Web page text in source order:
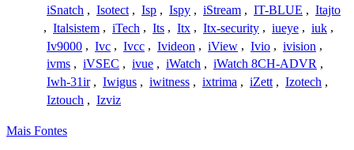
iSnatch , Isotect , Isp , Ispy , iStream , IT-BLUE , Itajto
, Italsistem , iTech , Its , Itx , Itx-security , iueye , iuk ,
Iv9000 , Ivc , Ivcc , Ivideon , iView , Ivio , ivision ,
ivms , iVSEC , ivue , iWatch , iWatch 8CH-ADVR ,
Iwh-31ir , Iwigus , iwitness , ixtrima , iZett , Izotech ,
Iztouch , Izviz
Mais Fontes